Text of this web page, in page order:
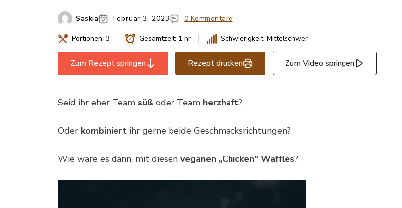
Saskia Februar 3, 2023 0 Kommentare
Portionen: 3 Gesamtzeit: 1 hr Schwierigkeit: Mittelschwer
Zum Rezept springen Rezept drucken Zum Video springen
Seid ihr eher Team süß oder Team herzhaft?
Oder kombiniert ihr gerne beide Geschmacksrichtungen?
Wie wäre es dann, mit diesen veganen „Chicken“ Waffles?